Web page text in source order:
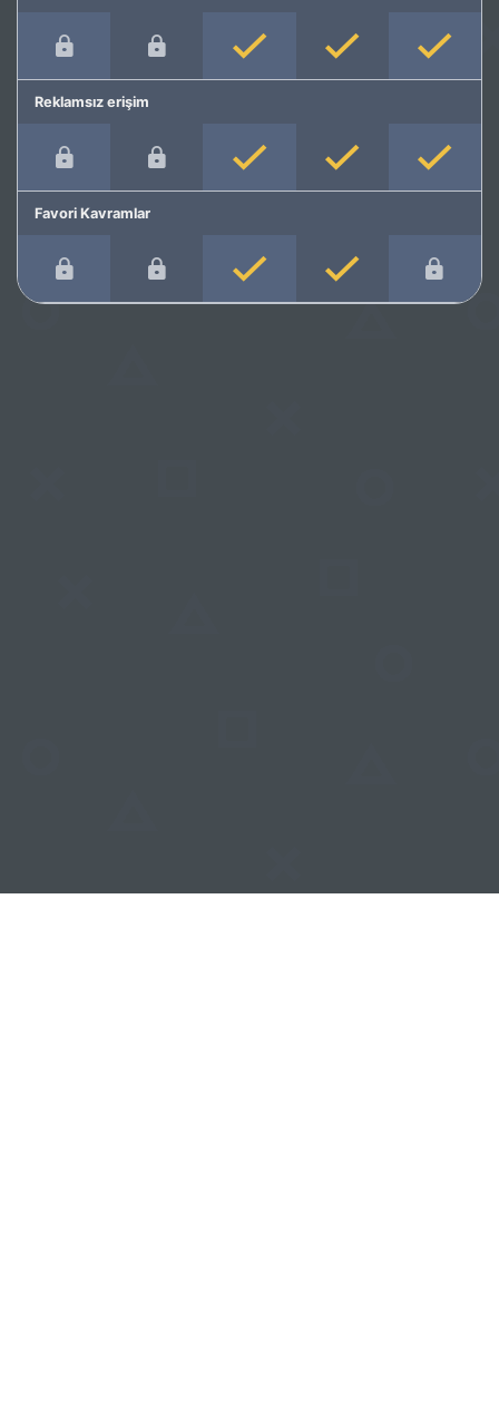
Reklamsız erişim
Favori Kavramlar